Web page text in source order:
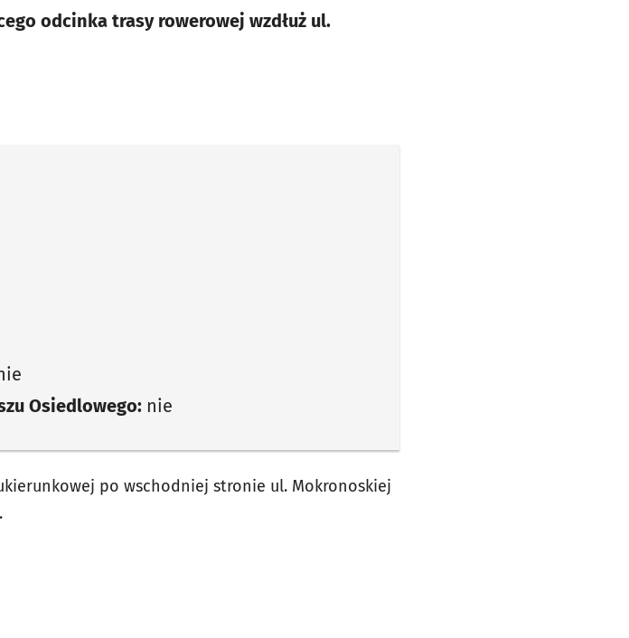
odcinka trasy rowerowej wzdłuż ul.
Osiedlowego: nie
po wschodniej stronie ul. Mokronoskiej